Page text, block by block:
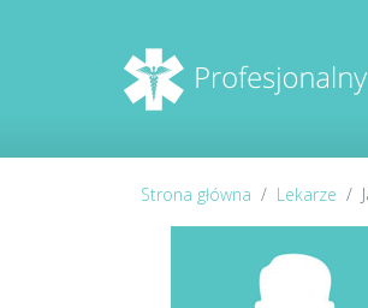
Strona główna Lekarze